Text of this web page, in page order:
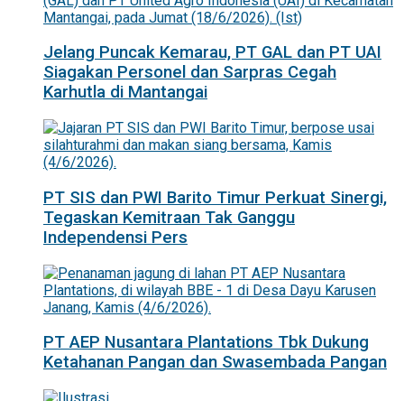
Jelang Puncak Kemarau, PT GAL dan PT UAI
Siagakan Personel dan Sarpras Cegah
Karhutla di Mantangai
PT SIS dan PWI Barito Timur Perkuat Sinergi,
Tegaskan Kemitraan Tak Ganggu
Independensi Pers
PT AEP Nusantara Plantations Tbk Dukung
Ketahanan Pangan dan Swasembada Pangan